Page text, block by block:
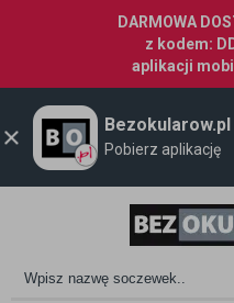
DARMOWA
z kodem:
aplikacji
Bezokularow.pl
Pobierz aplikację